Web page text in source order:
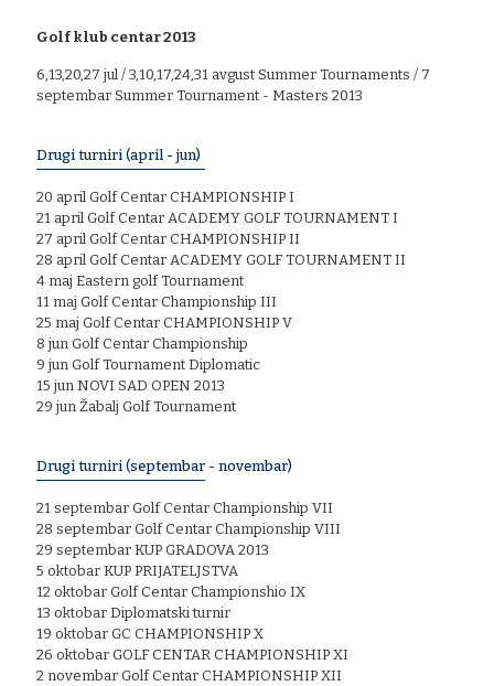
Golf klub centar 2013
6,13,20,27 jul / 3,10,17,24,31 avgust Summer Tournaments / 7
septembar Summer Tournament - Masters 2013
Drugi turniri (april - jun)
20 april Golf Centar CHAMPIONSHIP I
21 april Golf Centar ACADEMY GOLF TOURNAMENT I
27 april Golf Centar CHAMPIONSHIP II
28 april Golf Centar ACADEMY GOLF TOURNAMENT II
4 maj Eastern golf Tournament
11 maj Golf Centar Championship III
25 maj Golf Centar CHAMPIONSHIP V
8 jun Golf Centar Championship
9 jun Golf Tournament Diplomatic
15 jun NOVI SAD OPEN 2013
29 jun Žabalj Golf Tournament
Drugi turniri (septembar - novembar)
21 septembar Golf Centar Championship VII
28 septembar Golf Centar Championship VIII
29 septembar KUP GRADOVA 2013
5 oktobar KUP PRIJATELJSTVA
12 oktobar Golf Centar Championshio IX
13 oktobar Diplomatski turnir
19 oktobar GC CHAMPIONSHIP X
26 oktobar GOLF CENTAR CHAMPIONSHIP XI
2 novembar Golf Centar CHAMPIONSHIP XII